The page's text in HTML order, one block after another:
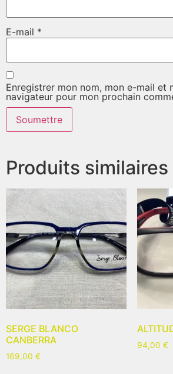
E-mail *
Enregistrer mon nom, mon e-mail et
navigateur pour mon prochain
Produits similaires
SERGE BLANCO
CANBERRA
169,00 €
94,00 €